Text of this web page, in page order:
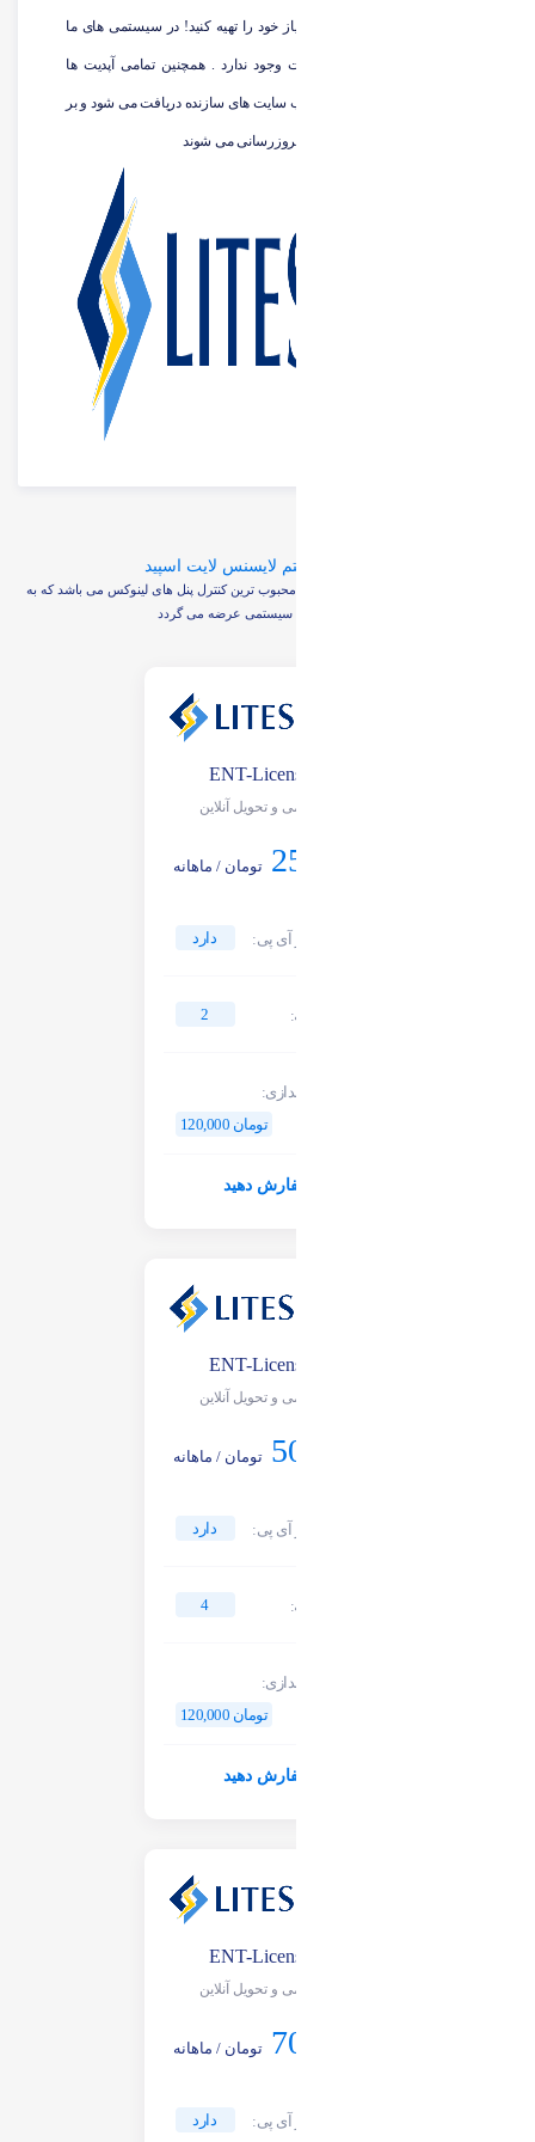
بسیار کم لایسنس های مورد نیاز خود را تهیه کنید! در سیستمی های ما
نیازی به ارسال دسترسی روت وجود ندارد . همچنین تمامی آپدیت ها
بصورت اتوماتیک و خودکار از وب سایت های سازنده دریافت می شود و بر
روی سرورتان بصورت خودکار بروزرسانی می شوند
پلن های سیستم لایسنس لایت اسپید
لایت اسپید litespeed یکی از قوی ترین و محبوب ترین کنترل پنل های لینوکس می باشد که به
صورت لایسنس سیستمی عرضه می گردد
ENT-License-2
سیستمی و تحویل آنلاین
25,000 تومان / ماهانه
امکان تغییر آی پی: دارد
تعداد هسته: 2
هزینه راه اندازی:
120,000 تومان
سفارش دهید
ENT-License-4
سیستمی و تحویل آنلاین
50,000 تومان / ماهانه
امکان تغییر آی پی: دارد
تعداد هسته: 4
هزینه راه اندازی:
120,000 تومان
سفارش دهید
ENT-License-8
سیستمی و تحویل آنلاین
70,000 تومان / ماهانه
امکان تغییر آی پی: دارد